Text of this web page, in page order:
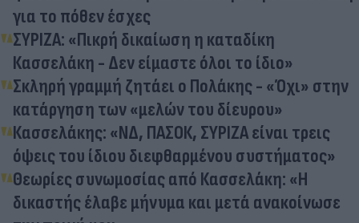
για το πόθεν έσχες
ΣΥΡΙΖΑ: «Πικρή δικαίωση η καταδίκη
Κασσελάκη - Δεν είμαστε όλοι το ίδιο»
Σκληρή γραμμή ζητάει ο Πολάκης - «Όχι» στην
κατάργηση των «μελών του δίευρου»
Κασσελάκης: «ΝΔ, ΠΑΣΟΚ, ΣΥΡΙΖΑ είναι τρεις
όψεις του ίδιου διεφθαρμένου συστήματος»
Θεωρίες συνωμοσίας από Κασσελάκη: «Η
δικαστής έλαβε μήνυμα και μετά ανακοίνωσε